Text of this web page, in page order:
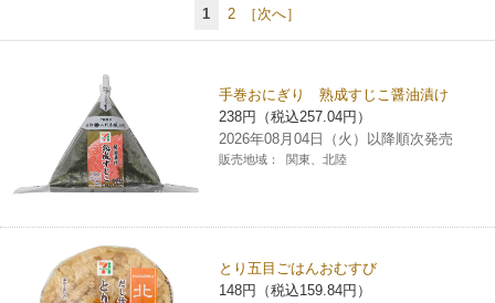
ニンテンドー・ダウンロードカード
ファクス
プリペイドサービス
セブン銀行ATM
ご利用可能なお支払い方法
スマホプリペイド
チケットぴあ
イープラス
CNプレイガイド
セブン‐イレブンでお受取り
タワーレコード
セブンネットショッピング
停電時のサービス停止のお知らせ
貸借対照表・損益計算書
売上高、店舗数推移
サステナビリティ活動基本方針
サステナビリティ推進体制
GREEN CHALLENGE 2050
サステナビリティニュース
アルバイト情報 採用情報
ネットショッピング
お問い合わせ
Language
English (Services)
中文[繁體字](服務)
1 2 ［次へ］
手巻おにぎり 熟成すじこ醤油漬け
238円（税込257.04円）
2026年08月04日（火）以降順次発売
販売地域： 関東、北陸
とり五目ごはんおむすび
148円（税込159.84円）